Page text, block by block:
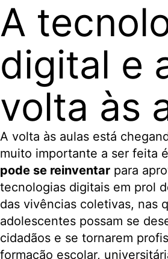
A
digital e
volta às
A volta às aulas está
muito importante a ser feita
pode se reinventar para
tecnologias digitais em prol
das vivências coletivas, nas
adolescentes possam se
cidadãos e se tornarem
formação escolar,